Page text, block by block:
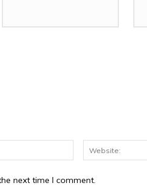
next time I comment.